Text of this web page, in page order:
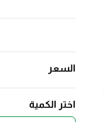
السعر
اختر الكمية